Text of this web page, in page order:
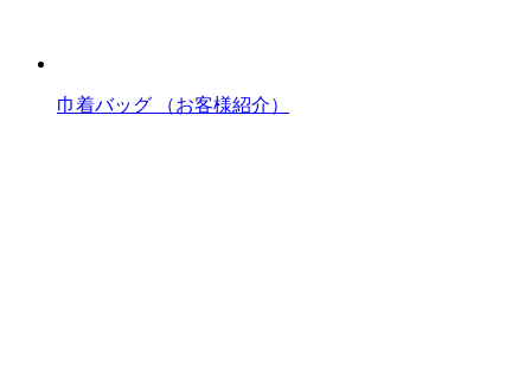
巾着バッグ （お客様紹介）